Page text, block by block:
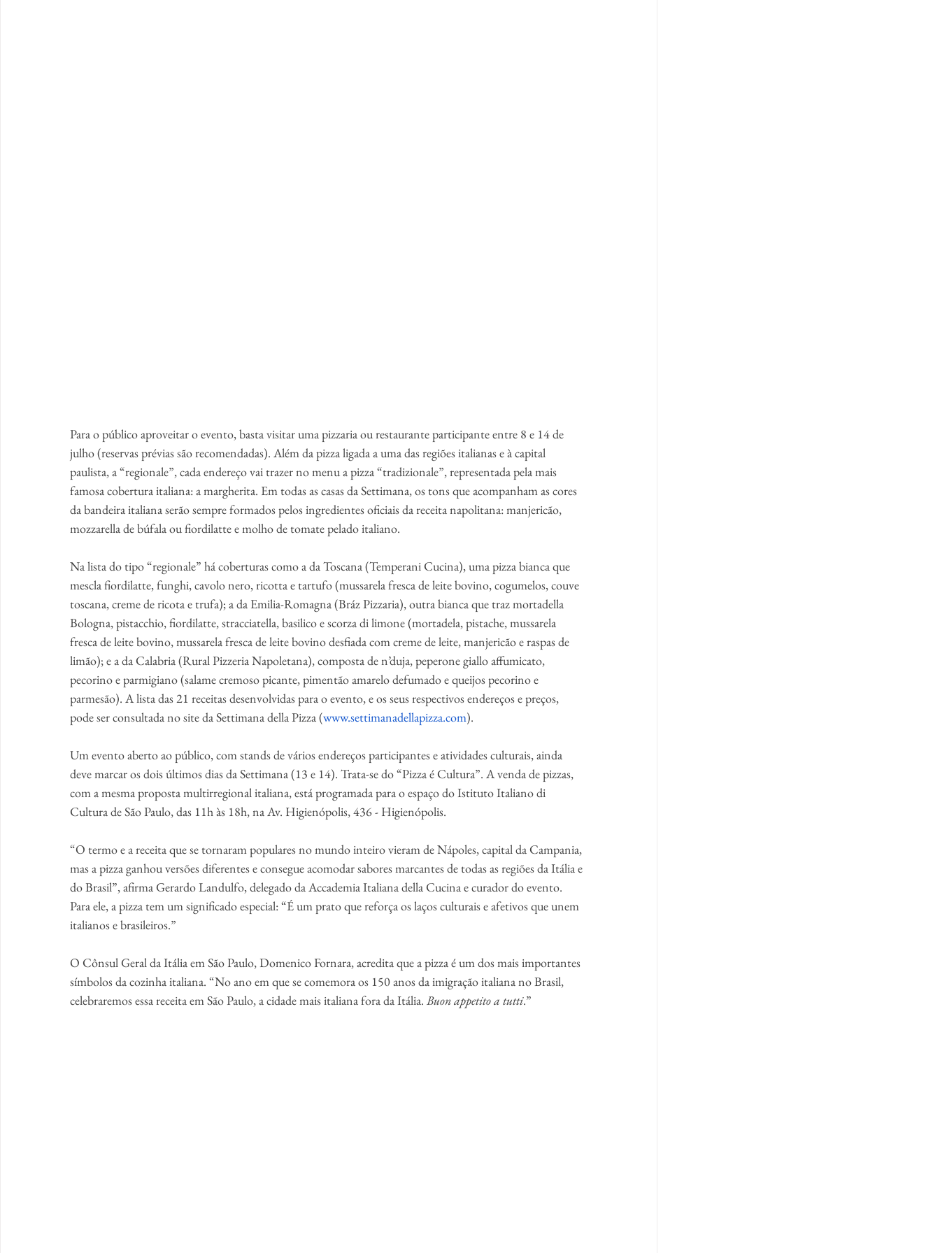
Para o público aproveitar o evento, basta visitar uma pizzaria ou restaurante participante entre 8 e 14 de
julho (reservas prévias são recomendadas). Além da pizza ligada a uma das regiões italianas e à capital
paulista, a “regionale”, cada endereço vai trazer no menu a pizza “tradizionale”, representada pela mais
famosa cobertura italiana: a margherita. Em todas as casas da Settimana, os tons que acompanham as cores
da bandeira italiana serão sempre formados pelos ingredientes oficiais da receita napolitana: manjericão,
mozzarella de búfala ou fiordilatte e molho de tomate pelado italiano.
Na lista do tipo “regionale” há coberturas como a da Toscana (Temperani Cucina), uma pizza bianca que
mescla fiordilatte, funghi, cavolo nero, ricotta e tartufo (mussarela fresca de leite bovino, cogumelos, couve
toscana, creme de ricota e trufa); a da Emilia-Romagna (Bráz Pizzaria), outra bianca que traz mortadella
Bologna, pistacchio, fiordilatte, stracciatella, basilico e scorza di limone (mortadela, pistache, mussarela
fresca de leite bovino, mussarela fresca de leite bovino desfiada com creme de leite, manjericão e raspas de
limão); e a da Calabria (Rural Pizzeria Napoletana), composta de n’duja, peperone giallo affumicato,
pecorino e parmigiano (salame cremoso picante, pimentão amarelo defumado e queijos pecorino e
parmesão). A lista das 21 receitas desenvolvidas para o evento, e os seus respectivos endereços e preços,
pode ser consultada no site da Settimana della Pizza (www.settimanadellapizza.com).
Um evento aberto ao público, com stands de vários endereços participantes e atividades culturais, ainda
deve marcar os dois últimos dias da Settimana (13 e 14). Trata-se do “Pizza é Cultura”. A venda de pizzas,
com a mesma proposta multirregional italiana, está programada para o espaço do Istituto Italiano di
Cultura de São Paulo, das 11h às 18h, na Av. Higienópolis, 436 - Higienópolis.
“O termo e a receita que se tornaram populares no mundo inteiro vieram de Nápoles, capital da Campania,
mas a pizza ganhou versões diferentes e consegue acomodar sabores marcantes de todas as regiões da Itália e
do Brasil”, afirma Gerardo Landulfo, delegado da Accademia Italiana della Cucina e curador do evento.
Para ele, a pizza tem um significado especial: “É um prato que reforça os laços culturais e afetivos que unem
italianos e brasileiros.”
O Cônsul Geral da Itália em São Paulo, Domenico Fornara, acredita que a pizza é um dos mais importantes
símbolos da cozinha italiana. “No ano em que se comemora os 150 anos da imigração italiana no Brasil,
celebraremos essa receita em São Paulo, a cidade mais italiana fora da Itália. Buon appetito a tutti.”